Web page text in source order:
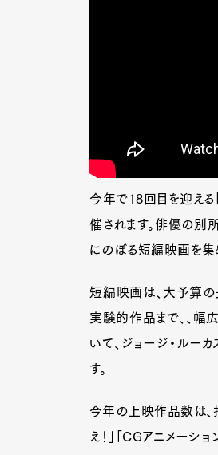
今年で18回目を迎える
催されます。俳優の別
にのぼる短編映画を集
短編映画は、大予算の
実験的作品まで、、幅
いて、ジョージ・ルー
す。
今年の上映作品数は、
え！」「CGアニメーシ